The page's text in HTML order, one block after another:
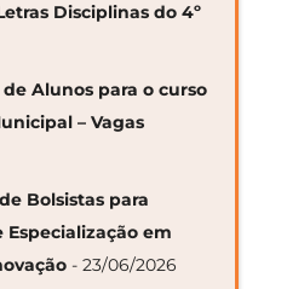
Disciplinas do 4º
de Alunos para o curso
– Vagas
Bolsistas para
em
- 23/06/2026